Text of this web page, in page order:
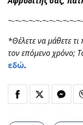
~-~-~-~-~-~-~-~-~-~-
*Θέλετε να μάθετε
τον επόμενο χρόνο;
εδώ.